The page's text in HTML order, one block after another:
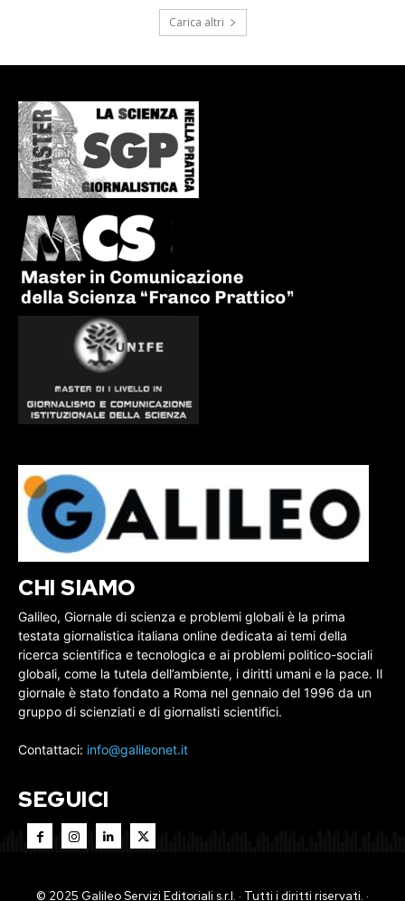
Carica altri
CHI SIAMO
Galileo, Giornale di scienza e problemi globali è la prima
testata giornalistica italiana online dedicata ai temi della
ricerca scientifica e tecnologica e ai problemi politico-sociali
globali, come la tutela dell’ambiente, i diritti umani e la pace. Il
giornale è stato fondato a Roma nel gennaio del 1996 da un
gruppo di scienziati e di giornalisti scientifici.
Contattaci: info@galileonet.it
SEGUICI
© 2025 Galileo Servizi Editoriali s.r.l. · Tutti i diritti riservati. ·